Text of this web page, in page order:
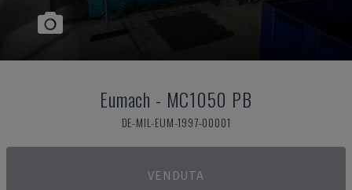
Eumach - MC1050 PB
DE-MIL-EUM-1997-00001
VENDUTA